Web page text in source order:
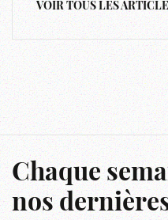
VOIR TOUS LES
Chaque
nos